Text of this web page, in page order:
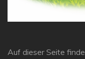
Auf dieser Seite